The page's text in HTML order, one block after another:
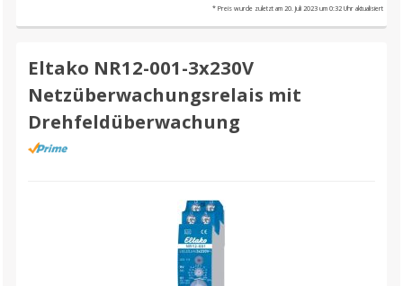
* Preis wurde zuletzt am 20. Juli 2023 um 0:32 Uhr aktualisiert
Eltako NR12-001-3x230V
Netzüberwachungsrelais mit
Drehfeldüberwachung